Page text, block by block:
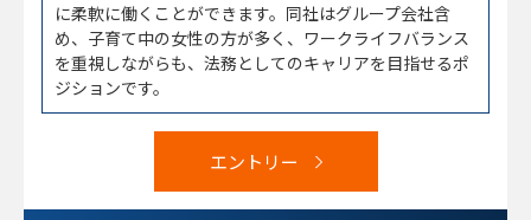
に柔軟に働くことができます。同社はグループ会社含
め、子育て中の女性の方が多く、ワークライフバランス
を重視しながらも、法務としてのキャリアを目指せるポ
ジションです。
エントリー